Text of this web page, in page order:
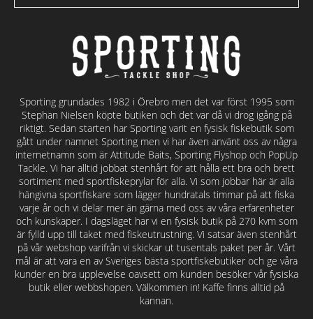
Sporting grundades 1982 i Örebro men det var först 1995 som
Stephan Nielsen köpte butiken och det var då vi drog igång på
riktigt. Sedan starten har Sporting varit en fysisk fiskebutik som
gått under namnet Sporting men vi har även använt oss av några
internetnamn som är Attitude Baits, Sporting Flyshop och PopUp
Tackle. Vi har alltid jobbat stenhårt för att hålla ett bra och brett
sortiment med sportfiskeprylar för alla. Vi som jobbar här är alla
hängivna sportfiskare som lägger hundratals timmar på att fiska
varje år och vi delar mer än gärna med oss av våra erfarenheter
och kunskaper. I dagsläget har vi en fysisk butik på 270 kvm som
är fylld upp till taket med fiskeutrustning. Vi satsar även stenhårt
på vår webshop varifrån vi skickar ut tusentals paket per år. Vårt
mål är att vara en av Sveriges bästa sportfiskebutiker och ge våra
kunder en bra upplevelse oavsett om kunden besöker vår fysiska
butik eller webbshopen. Välkommen in! Kaffe finns alltid på
kannan.